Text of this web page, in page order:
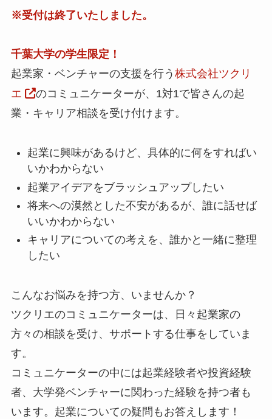
※受付は終了いたしました。
千葉大学の学生限定！
起業家・ベンチャーの支援を行う 株式会社ツクリ
エ
のコミュニケーターが、1対1で皆さんの起
業・キャリア相談を受け付けます。
起業に興味があるけど、具体的に何をすればい
いかわからない
起業アイデアをブラッシュアップしたい
将来への漠然とした不安があるが、誰に話せば
いいかわからない
キャリアについての考えを、誰かと一緒に整理
したい
こんなお悩みを持つ方、いませんか？
ツクリエのコミュニケーターは、日々起業家の
方々の相談を受け、サポートする仕事をしていま
す。
コミュニケーターの中には起業経験者や投資経験
者、大学発ベンチャーに関わった経験を持つ者も
います。起業についての疑問もお答えします！